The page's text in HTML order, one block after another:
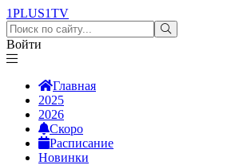
1PLUS1TV
Войти
Главная
2025
2026
Скоро
Расписание
Новинки